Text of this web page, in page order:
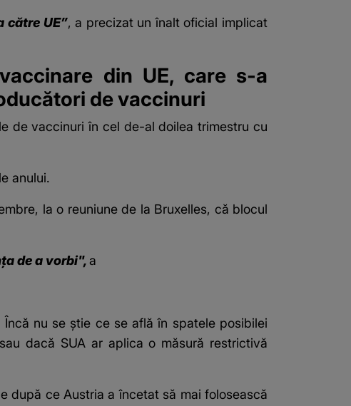
către UE”, a precizat un înalt oficial implicat
din UE, care s-a
de vaccinuri
de vaccinuri în cel de-al doilea trimestru cu
anului.
la o reuniune de la Bruxelles, că blocul
de a vorbi",a
nu se ştie ce se află în spatele posibilei
dacă SUA ar aplica o măsură restrictivă
după ce Austria a încetat să mai folosească